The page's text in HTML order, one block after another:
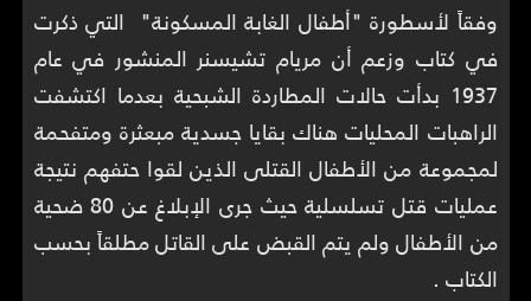
وفقاً لأسطورة "أطفال الغابة المسكونة" التي ذكرت
في كتاب وزعم أن مريام تشيسنر المنشور في عام
1937 بدأت حالات المطاردة الشبحية بعدما اكتشفت
الراهبات المحليات هناك بقايا جسدية مبعثرة ومتفحمة
لمجموعة من الأطفال القتلى الذين لقوا حتفهم نتيجة
عمليات قتل تسلسلية حيث جرى الإبلاغ عن 80 ضحية
من الأطفال ولم يتم القبض على القاتل مطلقاً بحسب
الكتاب .